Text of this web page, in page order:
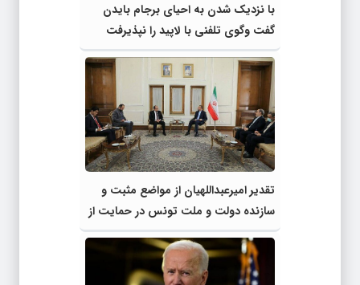
با نزدیک شدن به احیای برجام بایدن
گفت وگوی تلفنی با لاپید را نپذیرفت
تقدیر امیرعبداللهیان از مواضع مثبت و
سازنده دولت و ملت تونس در حمایت از
مردم فلسطین